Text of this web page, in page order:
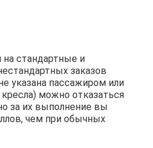
на стандартные и
заказов
указана пассажиром или
можно отказаться
за их выполнение вы
чем при обычных
на стандартные и
заказов
указана пассажиром или
можно отказаться
за их выполнение вы
чем при обычных
на стандартные и
заказов
указана пассажиром или
можно отказаться
за их выполнение вы
чем при обычных